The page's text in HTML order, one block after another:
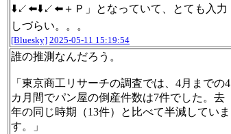
⬇️↙️⬅️⬇️↙️⬅️＋Ｐ」となっていて、とても入力
しづらい。。。
[Bluesky] 2025-05-11 15:19:54
誰の推測なんだろう。
「東京商工リサーチの調査では、4月までの4
カ月間でパン屋の倒産件数は7件でした。去
年の同じ時期（13件）と比べて半減していま
す。」